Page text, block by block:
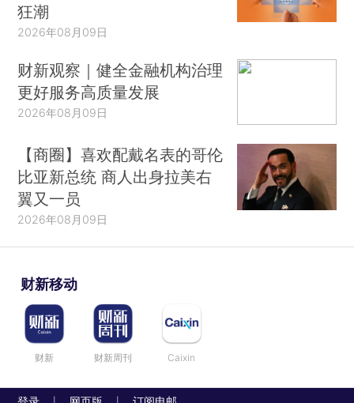
狂潮
2026年08月09日
财新观察｜健全金融机构治理
更好服务高质量发展
2026年08月09日
【商圈】喜欢配戴名表的哥伦
比亚新总统 商人出身拉美右
翼又一员
2026年08月09日
财新移动
财新 财新周刊 Caixin